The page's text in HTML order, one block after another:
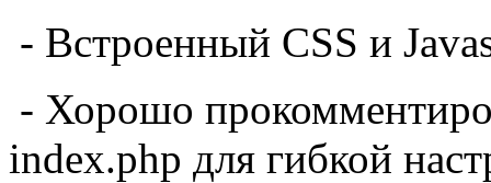
- Встроенный CSS и
- Хорошо
index.php для гибкой